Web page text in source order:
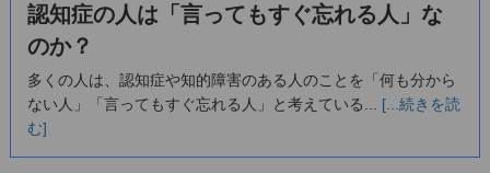
認知症の人は「言ってもすぐ忘れる人」な
のか？
多くの人は、認知症や知的障害のある人のことを「何も分から
ない人」「言ってもすぐ忘れる人」と考えている... [...続きを読
む]